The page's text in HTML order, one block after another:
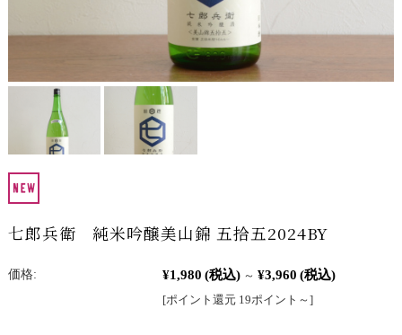
七郎兵衛 純米吟醸美山錦 五拾五2024BY
価格: ¥1,980 (税込) ～ ¥3,960 (税込)
[ポイント還元 19ポイント～]